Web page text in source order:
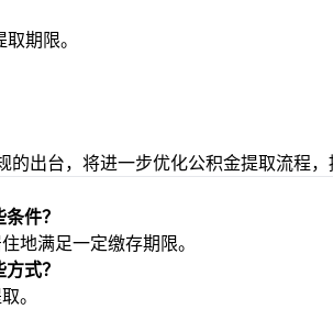
期限。
的出台，将进一步优化公积金提取流程
件？
地满足一定缴存期限。
式？
。